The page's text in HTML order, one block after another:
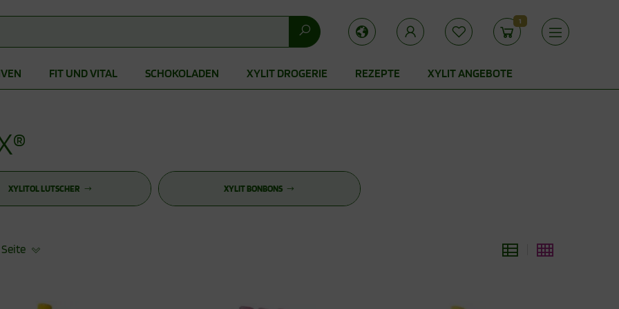
1
FIT UND VITAL SCHOKOLADEN XYLIT DROGERIE REZEPTE XYLIT ANGEBOTE
XYLITOL LUTSCHER XYLIT BONBONS